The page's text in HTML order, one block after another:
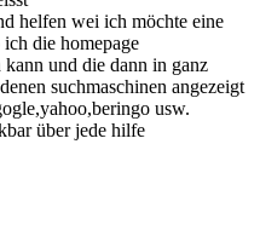
helfen wei ich möchte eine
die homepage
und die dann in ganz
suchmaschinen angezeigt
usw.
über jede hilfe